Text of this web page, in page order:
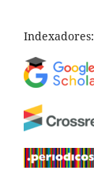
Indexadores: